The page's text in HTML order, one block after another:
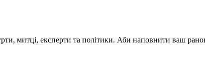
митці, експерти та політики. Аби наповнити ваш